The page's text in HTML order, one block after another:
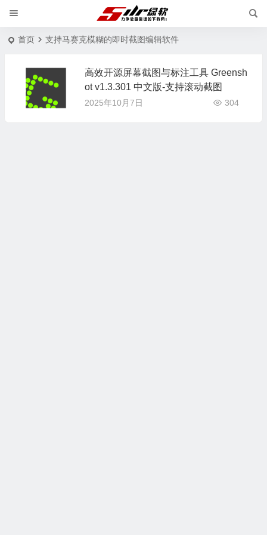
首页 支持马赛克模糊的即时截图编辑软件
高效开源屏幕截图与标注工具 Greensh
ot v1.3.301 中文版-支持滚动截图
2025年10月7日 304